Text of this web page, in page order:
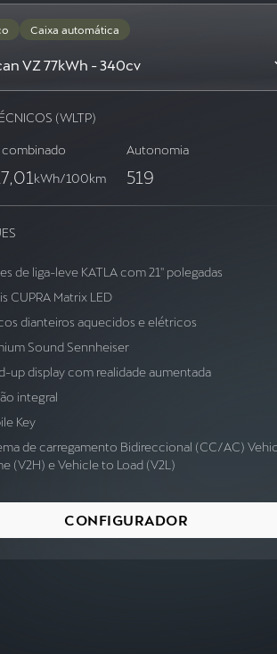
Caixa automática
VZ 77kWh - 340cv
(WLTP)
kWh/100km
Autonomia
519
de liga-leve KATLA com 21'' polegadas
CUPRA Matrix LED
dianteiros aquecidos e elétricos
Sound Sennheiser
up display com realidade aumentada
integral
Key
de carregamento Bidireccional (CC/AC)
(V2H) e Vehicle to Load (V2L)
CONFIGURADOR